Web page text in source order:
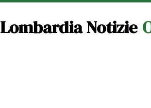
Lombardia Notizie